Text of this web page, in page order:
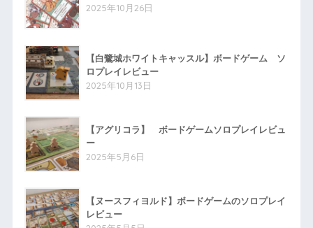
2025年10月26日
【白鷺城ホワイトキャッスル】ボードゲーム ソ
ロプレイレビュー
2025年10月13日
【アグリコラ】 ボードゲームソロプレイレビュ
ー
2025年5月6日
【ヌースフィヨルド】ボードゲームのソロプレイ
レビュー